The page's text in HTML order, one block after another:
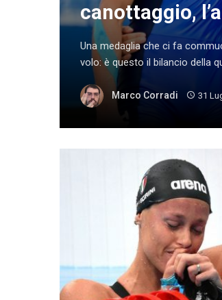
canottaggio,
Una medaglia che ci fa
volo: è questo il bilancio della
Marco Corradi 31